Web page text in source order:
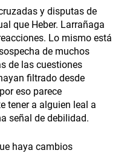
y disputas de
que Heber. Larrañaga
Lo mismo está
de muchos
de las cuestiones
filtrado desde
eso parece
tener a alguien leal a
señal de debilidad.
haya cambios